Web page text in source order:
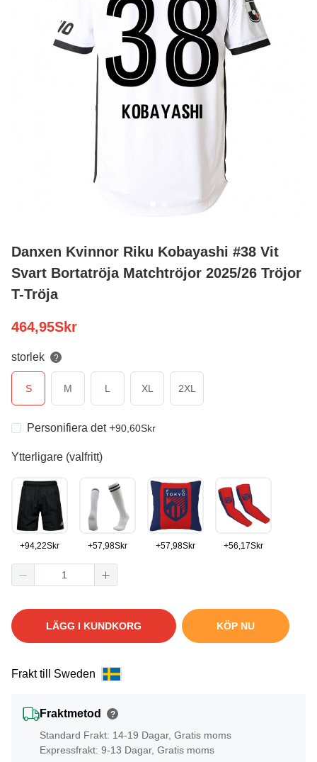
Danxen Kvinnor Riku Kobayashi #38 Vit
Svart Bortatröja Matchtröjor 2025/26 Tröjor
T-Tröja
464,95Skr
storlek ?
S M L XL 2XL
Personifiera det+90,60Skr
Ytterligare (valfritt)
+94,22Skr +57,98Skr +57,98Skr +56,17Skr
LÄGG I KUNDKORG KÖP NU
Frakt till Sweden
Fraktmetod ?
Standard Frakt: 14-19 Dagar, Gratis moms
Expressfrakt: 9-13 Dagar, Gratis moms